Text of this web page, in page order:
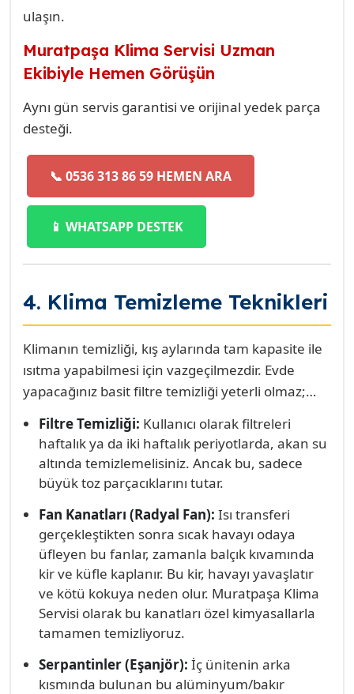
ulaşın.
Muratpaşa Klima Servisi Uzman
Ekibiyle Hemen Görüşün
Aynı gün servis garantisi ve orijinal yedek parça
desteği.
📞 0536 313 86 59 HEMEN ARA
📱 WHATSAPP DESTEK
4. Klima Temizleme Teknikleri
Klimanın temizliği, kış aylarında tam kapasite ile
ısıtma yapabilmesi için vazgeçilmezdir. Evde
yapacağınız basit filtre temizliği yeterli olmaz;
serpantin (eşanjör) ve fan kısmındaki bakteri ve
kir tabakasını söker atar. Bu kir tabakası, cihazın
ısı transfer etme yeteneğini ciddi ölçüde azaltır
Filtre Temizliği: Kullanıcı olarak filtreleri
haftalık ya da iki haftalık periyotlarda, akan su
altında temizlemelisiniz. Ancak bu, sadece
büyük toz parçacıklarını tutar.
Fan Kanatları (Radyal Fan): Isı transferi
gerçekleştikten sonra sıcak havayı odaya
üfleyen bu fanlar, zamanla balçık kıvamında
kir ve küfle kaplanır. Bu kir, havayı yavaşlatır
ve kötü kokuya neden olur. Muratpaşa Klima
Servisi olarak bu kanatları özel kimyasallarla
tamamen temizliyoruz.
Serpantinler (Eşanjör): İç ünitenin arka
kısmında bulunan bu alüminyum/bakır